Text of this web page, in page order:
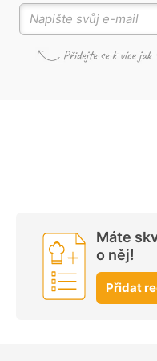
Máte
o něj!
Přidat